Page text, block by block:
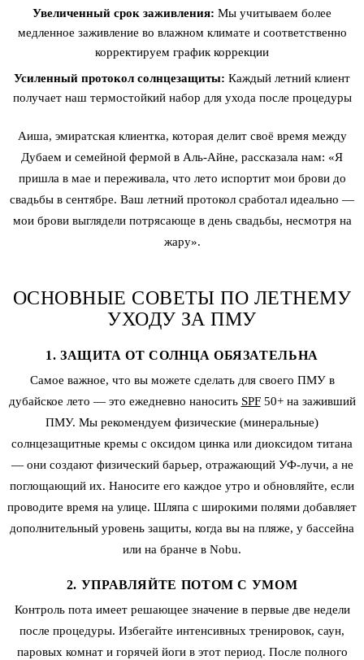
Увеличенный срок заживления: Мы учитываем более
медленное заживление во влажном климате и соответственно
корректируем график коррекции
Усиленный протокол солнцезащиты: Каждый летний клиент
получает наш термостойкий набор для ухода после процедуры
Аиша, эмиратская клиентка, которая делит своё время между
Дубаем и семейной фермой в Аль-Айне, рассказала нам: «Я
пришла в мае и переживала, что лето испортит мои брови до
свадьбы в сентябре. Ваш летний протокол сработал идеально —
мои брови выглядели потрясающе в день свадьбы, несмотря на
жару».
ОСНОВНЫЕ СОВЕТЫ ПО ЛЕТНЕМУ
УХОДУ ЗА ПМУ
1. ЗАЩИТА ОТ СОЛНЦА ОБЯЗАТЕЛЬНА
Самое важное, что вы можете сделать для своего ПМУ в
дубайское лето — это ежедневно наносить SPF50+ на заживший
ПМУ. Мы рекомендуем физические (минеральные)
солнцезащитные кремы с оксидом цинка или диоксидом титана
— они создают физический барьер, отражающий УФ-лучи, а не
поглощающий их. Наносите его каждое утро и обновляйте, если
проводите время на улице. Шляпа с широкими полями добавляет
дополнительный уровень защиты, когда вы на пляже, у бассейна
или на бранче в Nobu.
2. УПРАВЛЯЙТЕ ПОТОМ С УМОМ
Контроль пота имеет решающее значение в первые две недели
после процедуры. Избегайте интенсивных тренировок, саун,
паровых комнат и горячей йоги в этот период. После полного